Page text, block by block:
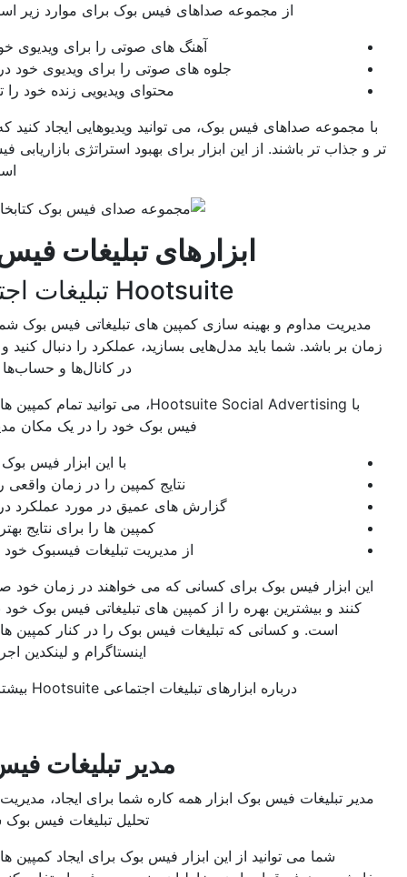
از مجموعه صداهای فیس بوک برای موارد زیر استفاده کنید:
آهنگ های صوتی را برای ویدیوی خود پیدا کنید
جلوه های صوتی را برای ویدیوی خود دریافت کنید
محتوای ویدیویی زنده خود را تقویت کنید
صداهای فیس بوک، می توانید ویدیوهایی ایجاد کنید که حرفه ای
تر باشند. از این ابزار برای بهبود استراتژی بازاریابی فیسبوک خود
استفاده کنید.
ابزارهای تبلیغات فیس بوک
Hootsuite تبلیغات اجتماعی
مداوم و بهینه سازی کمپین های تبلیغاتی فیس بوک شما می تواند
باشد. شما باید مدل‌هایی بسازید، عملکرد را دنبال کنید و تبلیغات را
در کانال‌ها و حساب‌ها بهینه کنید.
با Hootsuite Social Advertising، می توانید تمام کمپین های تبلیغاتی
فیس بوک خود را در یک مکان مدیریت کنید.
با این ابزار فیس بوک می توانید:
نتایج کمپین را در زمان واقعی ردیابی کنید
گزارش های عمیق در مورد عملکرد دریافت کنید
کمپین ها را برای نتایج بهتر بهینه کنید
از مدیریت تبلیغات فیسبوک خود دوری کنید
فیس بوک برای کسانی که می خواهند در زمان خود صرفه جویی
و بیشترین بهره را از کمپین های تبلیغاتی فیس بوک خود ببرند عالی
است. و کسانی که تبلیغات فیس بوک را در کنار کمپین های تبلیغاتی
اینستاگرام و لینکدین اجرا می کنند.
درباره ابزارهای تبلیغات اجتماعی Hootsuite بیشتر بیاموزید.
مدیر تبلیغات فیس بوک
تبلیغات فیس بوک ابزار همه کاره شما برای ایجاد، مدیریت و تجزیه و
تحلیل تبلیغات فیس بوک شما است.
شما می توانید از این ابزار فیس بوک برای ایجاد کمپین های تبلیغاتی